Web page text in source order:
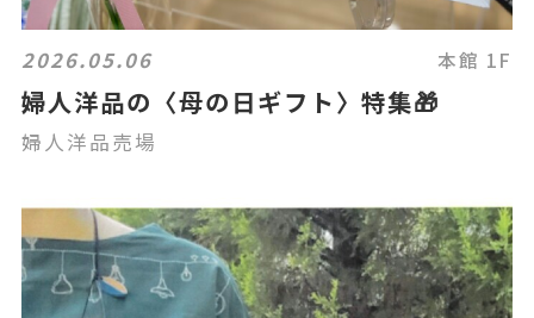
2026.05.06 本館 1F
婦人洋品の〈母の日ギフト〉特集🎁
婦人洋品売場